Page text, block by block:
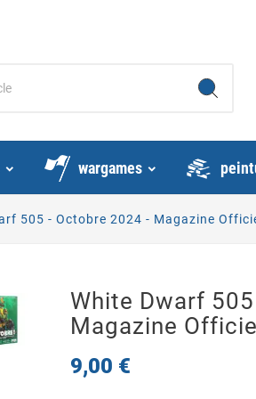
wargames
505 - Octobre 2024 - Magazine
White Dwarf
Magazine Officiel
9,00 €